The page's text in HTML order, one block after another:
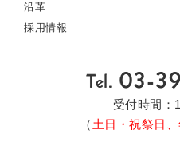
沿革
採用情報
受付時間：
（ 土日・祝祭日